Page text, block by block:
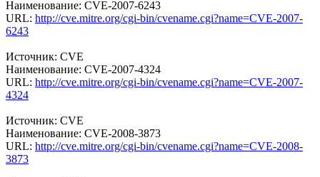
Наименование: CVE-2007-6243
URL: http://cve.mitre.org/cgi-bin/cvename.cgi?name=CVE-2007-
6243
Источник: CVE
Наименование: CVE-2007-4324
URL: http://cve.mitre.org/cgi-bin/cvename.cgi?name=CVE-2007-
4324
Источник: CVE
Наименование: CVE-2008-3873
URL: http://cve.mitre.org/cgi-bin/cvename.cgi?name=CVE-2008-
3873